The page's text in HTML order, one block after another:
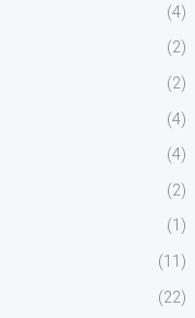
(4)
(2)
(2)
(4)
(4)
(2)
(1)
(11)
(22)